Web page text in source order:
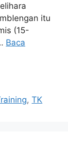
itu
(15-
Baca
,TK